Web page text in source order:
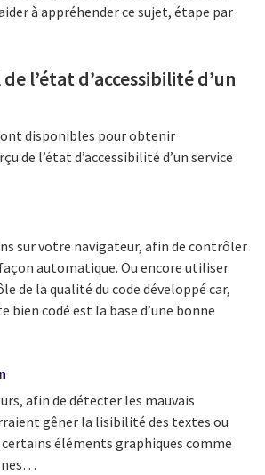
à appréhender ce sujet, étape par
l’état d’accessibilité d’un
disponibles pour obtenir
de l’état d’accessibilité d’un service
sur votre navigateur, afin de contrôler
automatique. Ou encore utiliser
de la qualité du code développé car,
bien codé est la base d’une bonne
afin de détecter les mauvais
gêner la lisibilité des textes ou
éléments graphiques comme